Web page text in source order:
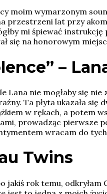
moim wymarzonym
przestrzeni lat przy
mi śpiewać
się na honorowym
–
Lana nie mogłaby się
Ta płyta ukazała się
w rękach, a potem
prowadząc pierwsze
wracam do
Twins
rok temu, odkryłam